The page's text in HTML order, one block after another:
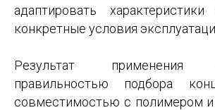
адаптировать
конкретные условия
Результат применения
правильностью подбора
совместимостью с полимером